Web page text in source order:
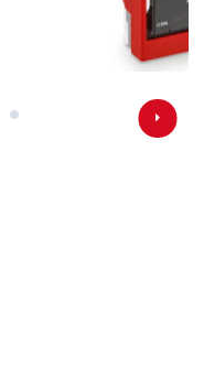
Zustimmung, um
disclosed to the
to add this content